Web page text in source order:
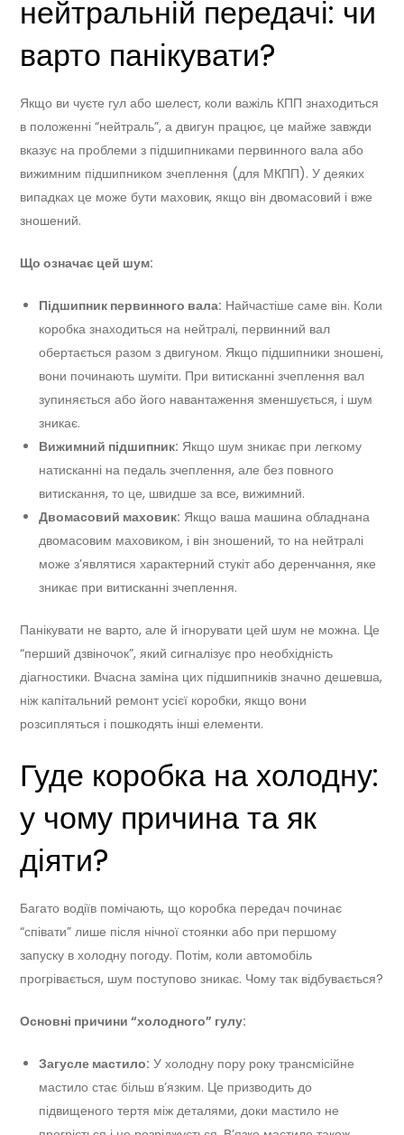
нейтральній передачі: чи
варто панікувати?
Якщо ви чуєте гул або шелест, коли важіль КПП знаходиться
в положенні “нейтраль”, а двигун працює, це майже завжди
вказує на проблеми з підшипниками первинного вала або
вижимним підшипником зчеплення (для МКПП). У деяких
випадках це може бути маховик, якщо він двомасовий і вже
зношений.
Що означає цей шум:
Підшипник первинного вала: Найчастіше саме він. Коли
коробка знаходиться на нейтралі, первинний вал
обертається разом з двигуном. Якщо підшипники зношені,
вони починають шуміти. При витисканні зчеплення вал
зупиняється або його навантаження зменшується, і шум
зникає.
Вижимний підшипник: Якщо шум зникає при легкому
натисканні на педаль зчеплення, але без повного
витискання, то це, швидше за все, вижимний.
Двомасовий маховик: Якщо ваша машина обладнана
двомасовим маховиком, і він зношений, то на нейтралі
може з’являтися характерний стукіт або деренчання, яке
зникає при витисканні зчеплення.
Панікувати не варто, але й ігнорувати цей шум не можна. Це
“перший дзвіночок”, який сигналізує про необхідність
діагностики. Вчасна заміна цих підшипників значно дешевша,
ніж капітальний ремонт усієї коробки, якщо вони
розсипляться і пошкодять інші елементи.
Гуде коробка на холодну:
у чому причина та як
діяти?
Багато водіїв помічають, що коробка передач починає
“співати” лише після нічної стоянки або при першому
запуску в холодну погоду. Потім, коли автомобіль
прогрівається, шум поступово зникає. Чому так відбувається?
Основні причини “холодного” гулу:
Загусле мастило: У холодну пору року трансмісійне
мастило стає більш в’язким. Це призводить до
підвищеного тертя між деталями, доки мастило не